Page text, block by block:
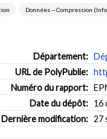
Données -- Compression
Département:
URL de PolyPublie:
Numéro du rapport:
Date du dépôt: 16
Dernière modification: 27